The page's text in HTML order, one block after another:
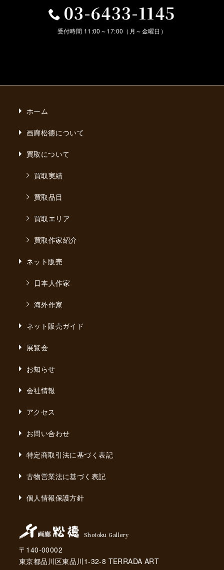
03-6433-1145
受付時間 11:00～17:00（月～金曜日）
ホーム
画廊松德について
買取について
買取実績
買取品目
買取エリア
買取作家紹介
ネット販売
日本人作家
海外作家
ネット販売ガイド
展覧会
お知らせ
会社情報
アクセス
お問い合わせ
特定商取引法に基づく表記
古物営業法に基づく表記
個人情報保護方針
Shotoku Gallery
〒140-00002
東京都品川区東品川1-32-8 TERRADA ART